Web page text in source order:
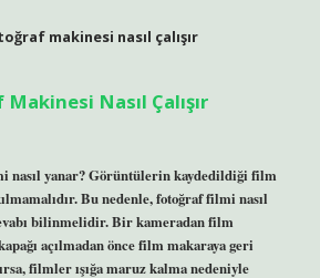
makinesi nasıl çalışır
Nasıl Çalışır
nasıl yanar? Görüntülerin kaydedildiği film
Bu nedenle, fotoğraf filmi nasıl
bilinmelidir. Bir kameradan film
açılmadan önce film makaraya geri
filmler ışığa maruz kalma nedeniyle